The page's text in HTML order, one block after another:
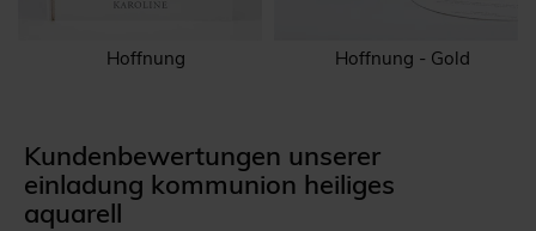
Hoffnung Hoffnung - Gold
Kundenbewertungen unserer
einladung kommunion heiliges
aquarell